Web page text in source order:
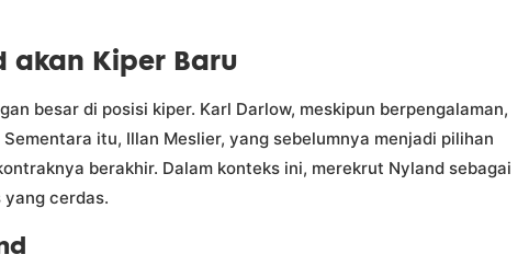
akan Kiper Baru
besar di posisi kiper. Karl Darlow, meskipun berpengalaman,
itu, Illan Meslier, yang sebelumnya menjadi pilihan
berakhir. Dalam konteks ini, merekrut Nyland sebagai
cerdas.